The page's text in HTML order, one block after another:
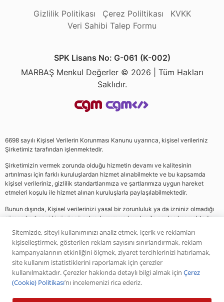
Gizlilik Politikası Çerez Poliltikası
KVKK
Veri Sahibi Talep Formu
SPK Lisans No: G-061 (K-002)
MARBAŞ Menkul Değerler © 2026 | Tüm Hakları
Saklıdır.
6698 sayılı Kişisel Verilerin Korunması Kanunu uyarınca, kişisel verileriniz
Şirketimiz tarafından işlenmektedir.
Şirketimizin vermek zorunda olduğu hizmetin devamı ve kalitesinin
artırılması için farklı kuruluşlardan hizmet alınabilmekte ve bu kapsamda
kişisel verileriniz, gizlilik standartlarımıza ve şartlarımıza uygun hareket
etmeleri koşulu ile hizmet alınan kuruluşlarla paylaşılabilmektedir.
Bunun dışında, Kişisel verilerinizi yasal bir zorunluluk ya da izniniz olmadığı
sürece herhangi bir üçüncü şahıs, kurum ve kuruluş ile paylaşılmamaktadır.
Web sitemizde yer alan analiz, yorum ve tavsiyeler yatırım danışmanlığı
kapsamında değildir. Bu tavsiyeler genel nitelikte olup, özel olarak sizin mali
durumunuz ile risk ve getiri tercihlerinize uygun olarak hazırlanmamıştır. Bu
nedenle, sadece burada yer alan bilgilere dayanılarak yatırım kararı verilmesi
beklentilerinize uygun sonuçlar doğurmayabilir. Yapılan tüm yorumlar
Sitemizde, siteyi kullanımınızı analiz etmek, içerik ve reklamları
kişiselleştirmek, gösterilen reklam sayısını sınırlandırmak, reklam
kampanyalarının etkinliğini ölçmek, ziyaret tercihlerinizi hatırlamak,
site kullanım istatistiklerini raporlamak için çerezler
kullanılmaktadır. Çerezler hakkında detaylı bilgi almak için Çerez
(Cookie) Politikası’nı incelemenizi rica ederiz.